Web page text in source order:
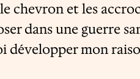
chevron et les
dans une guerre
développer mon